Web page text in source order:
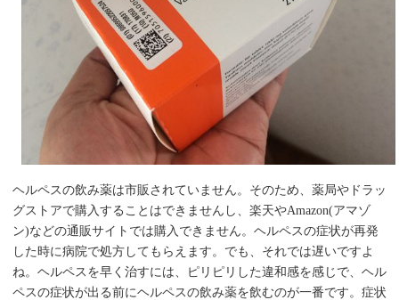
ヘルペスの飲み薬は市販されていません。そのため、薬局やドラッ
グストアで購入することはできませんし、楽天やAmazon(アマゾ
ン)などの通販サイトでは購入できません。ヘルペスの症状が再発
した時に病院で処方してもらえます。でも、それでは遅いですよ
ね。ヘルペスを早く治すには、ピリピリした違和感を感じで、ヘル
ペスの症状が出る前にヘルペスの飲み薬を飲むのが一番です。症状